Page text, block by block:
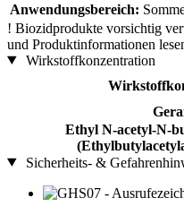
Anwendungsbereich:
! Biozidprodukte vorsichtig
und Produktinformationen
Wirkstoffkonzentration
Ethyl N-acetyl-N-
Sicherheits- &